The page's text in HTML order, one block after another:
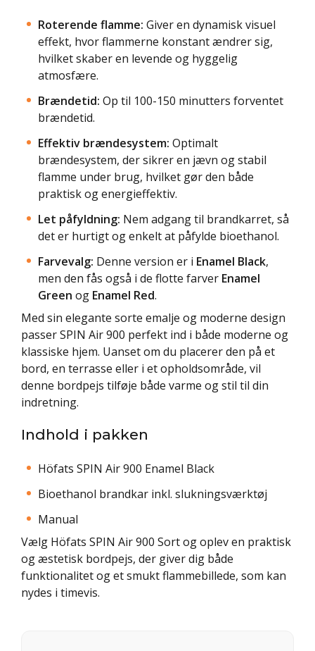
Roterende flamme: Giver en dynamisk visuel
effekt, hvor flammerne konstant ændrer sig,
hvilket skaber en levende og hyggelig
atmosfære.
Brændetid: Op til 100-150 minutters forventet
brændetid.
Effektiv brændesystem: Optimalt
brændesystem, der sikrer en jævn og stabil
flamme under brug, hvilket gør den både
praktisk og energieffektiv.
Let påfyldning: Nem adgang til brandkarret, så
det er hurtigt og enkelt at påfylde bioethanol.
Farvevalg: Denne version er i Enamel Black,
men den fås også i de flotte farver Enamel
Green og Enamel Red.
Med sin elegante sorte emalje og moderne design
passer SPIN Air 900 perfekt ind i både moderne og
klassiske hjem. Uanset om du placerer den på et
bord, en terrasse eller i et opholdsområde, vil
denne bordpejs tilføje både varme og stil til din
indretning.
Indhold i pakken
Höfats SPIN Air 900 Enamel Black
Bioethanol brandkar inkl. slukningsværktøj
Manual
Vælg Höfats SPIN Air 900 Sort og oplev en praktisk
og æstetisk bordpejs, der giver dig både
funktionalitet og et smukt flammebillede, som kan
nydes i timevis.